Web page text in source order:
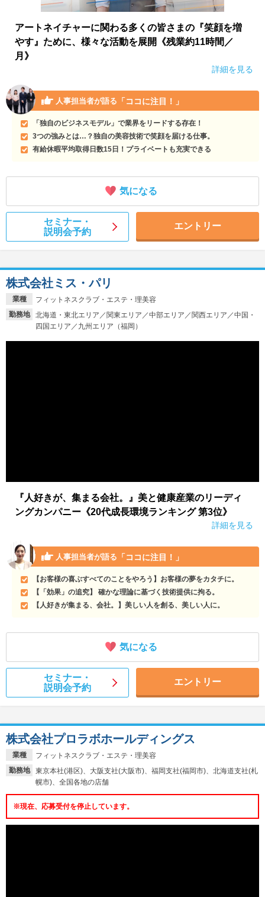
アートネイチャーに関わる多くの皆さまの『笑顔を増
やす』ために、様々な活動を展開《残業約11時間／
月》
詳細を見る
人事担当者が語る 「ココに注目！」
「独自のビジネスモデル」で業界をリードする存在！
3つの強みとは…？独自の美容技術で笑顔を届ける仕事。
有給休暇平均取得日数15日！プライベートも充実できる
気になる
セミナー・
説明会予約
エントリー
業種
フィットネスクラブ・エステ・理美容
勤務地
北海道・東北エリア／関東エリア／中部エリア／関西エリア／中国・
四国エリア／九州エリア（福岡）
株式会社ミス・パリ
『人好きが、集まる会社。』美と健康産業のリーディ
ングカンパニー《20代成長環境ランキング 第3位》
詳細を見る
人事担当者が語る 「ココに注目！」
【お客様の喜ぶすべてのことをやろう】お客様の夢をカタチに。
【「効果」の追究】 確かな理論に基づく技術提供に拘る。
【人好きが集まる、会社。】美しい人を創る、美しい人に。
気になる
セミナー・
説明会予約
エントリー
業種
フィットネスクラブ・エステ・理美容
勤務地
東京本社(港区)、大阪支社(大阪市)、福岡支社(福岡市)、北海道支社(札
幌市)、全国各地の店舗
株式会社プロラボホールディングス
※現在、応募受付を停止しています。